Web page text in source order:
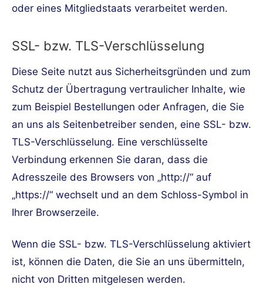
oder eines Mitgliedstaats verarbeitet werden.
SSL- bzw. TLS-Verschlüsselung
Diese Seite nutzt aus Sicherheitsgründen und zum
Schutz der Übertragung vertraulicher Inhalte, wie
zum Beispiel Bestellungen oder Anfragen, die Sie
an uns als Seitenbetreiber senden, eine SSL- bzw.
TLS-Verschlüsselung. Eine verschlüsselte
Verbindung erkennen Sie daran, dass die
Adresszeile des Browsers von „http://“ auf
„https://“ wechselt und an dem Schloss-Symbol in
Ihrer Browserzeile.
Wenn die SSL- bzw. TLS-Verschlüsselung aktiviert
ist, können die Daten, die Sie an uns übermitteln,
nicht von Dritten mitgelesen werden.